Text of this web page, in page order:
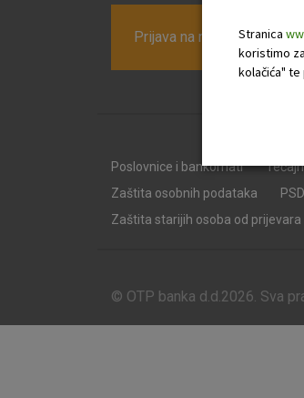
Prijava na newsletter OTP
Poslovnice i bankomati
Zaštita osobnih podataka
Zaštita starijih osoba od prijevara
© OTP banka d.d.2026. Sva
Stranica
koristimo
kolačića"